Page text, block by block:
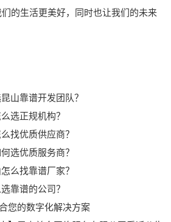
的生活更美好，同时也让我们的未来
山靠谱开发团队？
选正规机构？
找优质供应商？
选优质服务商？
么找靠谱厂家？
靠谱的公司？
您的数字化解决方案